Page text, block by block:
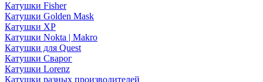
Катушки Fisher
Катушки Golden Mask
Катушки XP
Катушки Nokta | Makro
Катушки для Quest
Катушки Сварог
Катушки Lorenz
Катушки разных производителей